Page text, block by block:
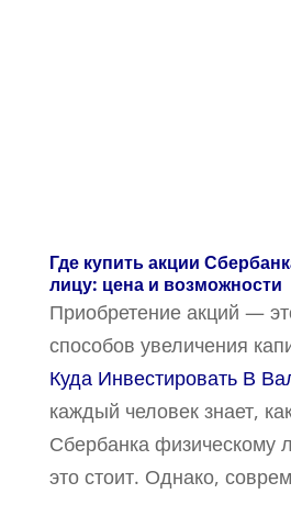
Где купить акции
лицу: цена и возможности
Приобретение акций —
способов увеличения
Куда Инвестировать В
каждый человек знает,
Сбербанка физическому
это стоит. Однако,